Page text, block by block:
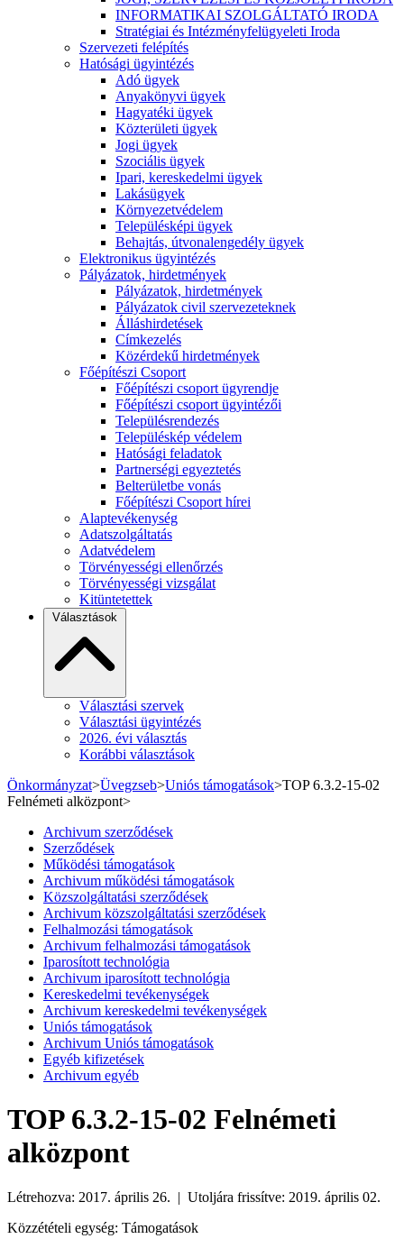
INFORMATIKAI SZOLGÁLTATÓ IRODA
Stratégiai és Intézményfelügyeleti Iroda
Szervezeti felépítés
Hatósági ügyintézés
Adó ügyek
Anyakönyvi ügyek
Hagyatéki ügyek
Közterületi ügyek
Jogi ügyek
Szociális ügyek
Ipari, kereskedelmi ügyek
Lakásügyek
Környezetvédelem
Településképi ügyek
Behajtás, útvonalengedély ügyek
Elektronikus ügyintézés
Pályázatok, hirdetmények
Pályázatok, hirdetmények
Pályázatok civil szervezeteknek
Álláshirdetések
Címkezelés
Közérdekű hirdetmények
Főépítészi Csoport
Főépítészi csoport ügyrendje
Főépítészi csoport ügyintézői
Településrendezés
Településkép védelem
Hatósági feladatok
Partnerségi egyeztetés
Belterületbe vonás
Főépítészi Csoport hírei
Alaptevékenység
Adatszolgáltatás
Adatvédelem
Törvényességi ellenőrzés
Törvényességi vizsgálat
Kitüntetettek
Választások
Választási szervek
Választási ügyintézés
2026. évi választás
Korábbi választások
Önkormányzat>Üvegzseb>Uniós támogatások>TOP 6.3.2-15-02
Felnémeti alközpont>
Archivum szerződések
Szerződések
Működési támogatások
Archivum működési támogatások
Közszolgáltatási szerződések
Archivum közszolgáltatási szerződések
Felhalmozási támogatások
Archivum felhalmozási támogatások
Iparosított technológia
Archivum iparosított technológia
Kereskedelmi tevékenységek
Archivum kereskedelmi tevékenységek
Uniós támogatások
Archivum Uniós támogatások
Egyéb kifizetések
Archivum egyéb
TOP 6.3.2-15-02 Felnémeti
alközpont
Létrehozva: 2017. április 26. | Utoljára frissítve: 2019. április 02.
Közzétételi egység: Támogatások